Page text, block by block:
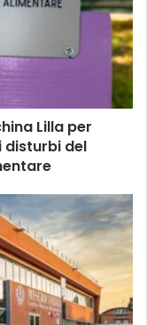
Lilla per
disturbi del